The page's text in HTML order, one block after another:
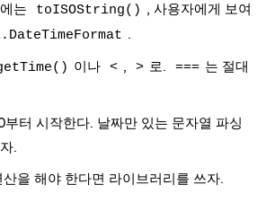
는
toISOString() , 사용자에게 보여
.
이나 < , > 로. === 는 절대
터 시작한다. 날짜만 있는 문자열 파싱
.
을 해야 한다면 라이브러리를 쓰자.